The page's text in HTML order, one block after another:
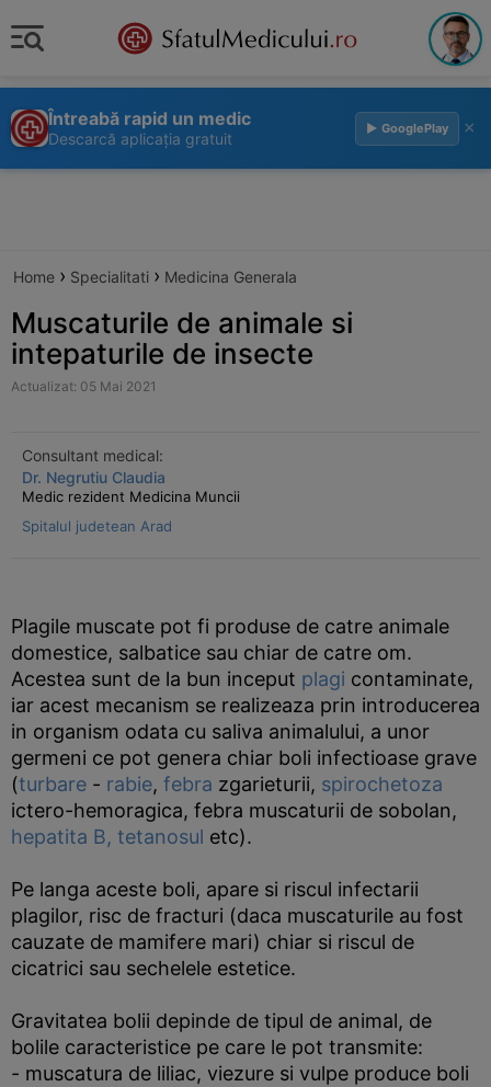
Întreabă rapid un medic
Descarcă aplicația gratuit
▶ GooglePlay ×
Home › Specialitati › Medicina Generala
Muscaturile de animale si
intepaturile de insecte
Actualizat: 05 Mai 2021
Consultant medical:
Dr. Negrutiu Claudia
Medic rezident Medicina Muncii
Spitalul judetean Arad
Plagile muscate pot fi produse de catre animale
domestice, salbatice sau chiar de catre om.
Acestea sunt de la bun inceput plagi contaminate,
iar acest mecanism se realizeaza prin introducerea
in organism odata cu saliva animalului, a unor
germeni ce pot genera chiar boli infectioase grave
(turbare - rabie, febra zgarieturii, spirochetoza
ictero-hemoragica, febra muscaturii de sobolan,
hepatita B, tetanosul etc).
Pe langa aceste boli, apare si riscul infectarii
plagilor, risc de fracturi (daca muscaturile au fost
cauzate de mamifere mari) chiar si riscul de
cicatrici sau sechelele estetice.
Gravitatea bolii depinde de tipul de animal, de
bolile caracteristice pe care le pot transmite:
- muscatura de liliac, viezure si vulpe produce boli